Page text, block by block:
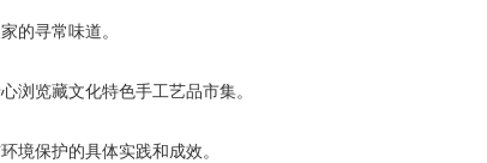
的寻常味道。
览藏文化特色手工艺品市集。
境保护的具体实践和成效。